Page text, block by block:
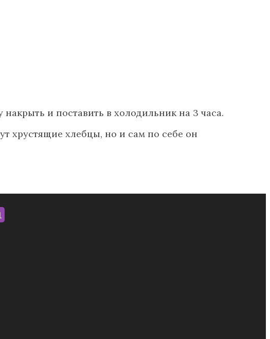
и поставить в холодильник на 3 часа.
хрустящие хлебцы, но и сам по себе он